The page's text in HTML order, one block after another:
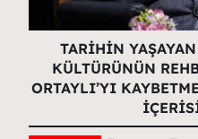
TARİHİN
KÜLTÜRÜNÜN
ORTAYLI’YI